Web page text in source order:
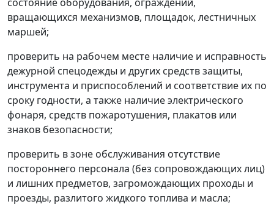
вращающихся механизмов, площадок, лестничных
маршей;
проверить на рабочем месте наличие и исправность
дежурной спецодежды и других средств защиты,
инструмента и приспособлений и соответствие их по
сроку годности, а также наличие электрического
фонаря, средств пожаротушения, плакатов или
знаков безопасности;
проверить в зоне обслуживания отсутствие
постороннего персонала (без сопровождающих лиц)
и лишних предметов, загромождающих проходы и
проезды, разлитого жидкого топлива и масла;